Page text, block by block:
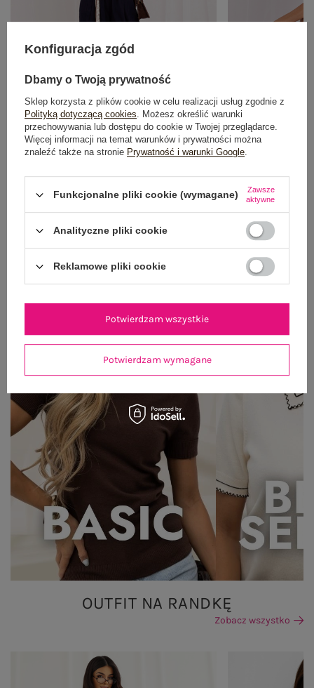
OUTFIT NA RANDKĘ
Zobacz wszystko
Konfiguracja zgód
Dbamy o Twoją prywatność
Sklep korzysta z plików cookie w celu realizacji usług zgodnie z
Polityką dotyczącą cookies. Możesz określić warunki
przechowywania lub dostępu do cookie w Twojej przeglądarce.
Więcej informacji na temat warunków i prywatności można
znaleźć także na stronie Prywatność i warunki Google.
Funkcjonalne pliki cookie (wymagane)
Zawsze
aktywne
Analityczne pliki cookie
Reklamowe pliki cookie
Potwierdzam wymagane
Potwierdzam wszystkie